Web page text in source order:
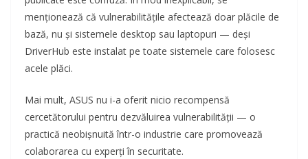
menționează că vulnerabilitățile afectează doar plăcile de
bază, nu și sistemele desktop sau laptopuri — deși
DriverHub este instalat pe toate sistemele care folosesc
acele plăci.
Mai mult, ASUS nu i-a oferit nicio recompensă
cercetătorului pentru dezvăluirea vulnerabilității — o
practică neobișnuită într-o industrie care promovează
colaborarea cu experți în securitate.